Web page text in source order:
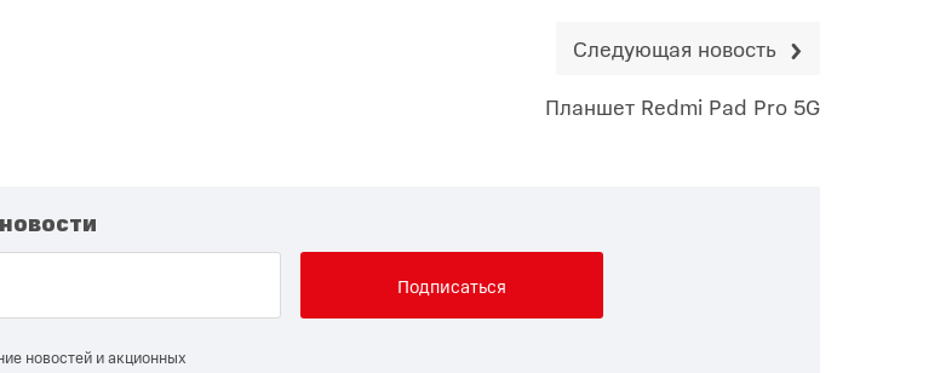
Следующая новость
Планшет Redmi Pad Pro 5G
Подписаться
новостей и акционных